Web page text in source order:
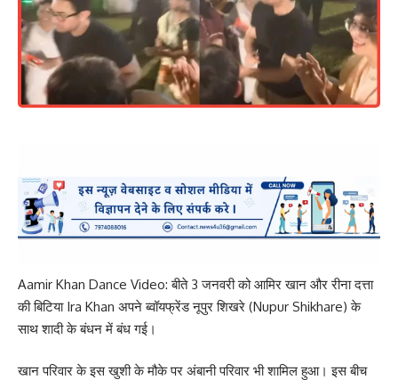
Aamir Khan Dance Video: बीते 3 जनवरी को आमिर खान और रीना दत्ता
की बिटिया Ira Khan अपने ब्वॉयफ्रेंड नूपुर शिखरे (Nupur Shikhare) के
साथ शादी के बंधन में बंध गई।
खान परिवार के इस खुशी के मौके पर अंबानी परिवार भी शामिल हुआ। इस बीच